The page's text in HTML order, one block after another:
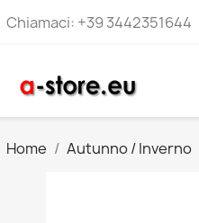
Chiamaci: +39 3442351644
Home Autunno / Inverno